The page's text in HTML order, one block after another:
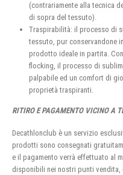
(contrariamente alla tecnica
di sopra del tessuto).
Traspirabilità: il processo di
tessuto, pur conservandone
prodotto ideale in partita.
flocking, il processo di
palpabile ed un comfort di
proprietà traspiranti.
RITIRO E PAGAMENTO VICINO A
Decathlonclub è un servizio
prodotti sono consegnati
e il pagamento verrà effettuato al
disponibili nei nostri punti